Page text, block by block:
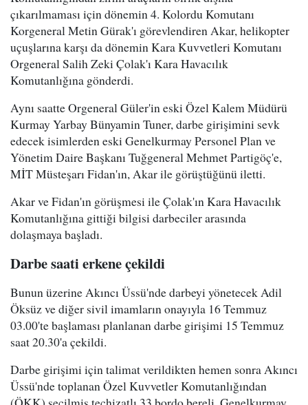
çıkarılmaması için dönemin 4. Kolordu Komutanı
Korgeneral Metin Gürak'ı görevlendiren Akar, helikopter
uçuşlarına karşı da dönemin Kara Kuvvetleri Komutanı
Orgeneral Salih Zeki Çolak'ı Kara Havacılık
Komutanlığına gönderdi.
Aynı saatte Orgeneral Güler'in eski Özel Kalem Müdürü
Kurmay Yarbay Bünyamin Tuner, darbe girişimini sevk
edecek isimlerden eski Genelkurmay Personel Plan ve
Yönetim Daire Başkanı Tuğgeneral Mehmet Partigöç'e,
MİT Müsteşarı Fidan'ın, Akar ile görüştüğünü iletti.
Akar ve Fidan'ın görüşmesi ile Çolak'ın Kara Havacılık
Komutanlığına gittiği bilgisi darbeciler arasında
dolaşmaya başladı.
Darbe saati erkene çekildi
Bunun üzerine Akıncı Üssü'nde darbeyi yönetecek Adil
Öksüz ve diğer sivil imamların onayıyla 16 Temmuz
03.00'te başlaması planlanan darbe girişimi 15 Temmuz
saat 20.30'a çekildi.
Darbe girişimi için talimat verildikten hemen sonra Akıncı
Üssü'nde toplanan Özel Kuvvetler Komutanlığından